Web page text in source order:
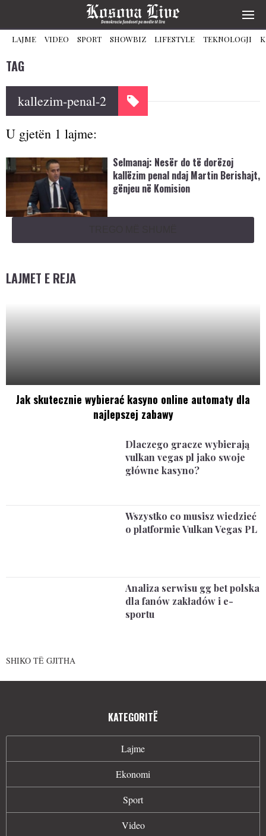
LAJME VIDEO SPORT SHOWBIZ LIFESTYLE TEKNOLOGJI
TAG
kallezim-penal-2
U gjetën 1 lajme:
Selmanaj: Nesër do të dorëzoj
kallëzim penal ndaj Martin Berishajt,
gënjeu në Komision
LAJMET E REJA
Jak skutecznie wybierać kasyno online automaty dla
najlepszej zabawy
Dlaczego gracze wybierają
vulkan vegas pl jako swoje
główne kasyno?
Wszystko co musisz wiedzieć
o platformie Vulkan Vegas PL
Analiza serwisu gg bet polska
dla fanów zakładów i e-
sportu
SHIKO TË GJITHA
KATEGORITË
Lajme
Ekonomi
Sport
Video